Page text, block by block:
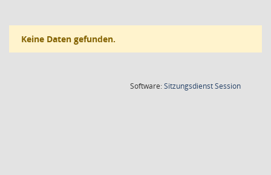
Keine Daten gefunden.
Software:SitzungsdienstSession(Wird in